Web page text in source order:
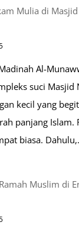
Mulia di
Al-
suci Masjid
kecil yang
panjang Islam.
biasa.
Muslim di